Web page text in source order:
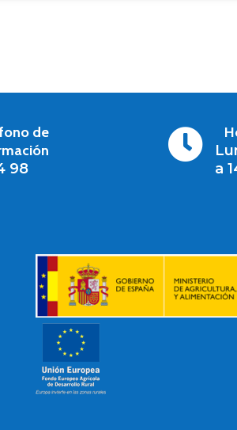
de
98

a